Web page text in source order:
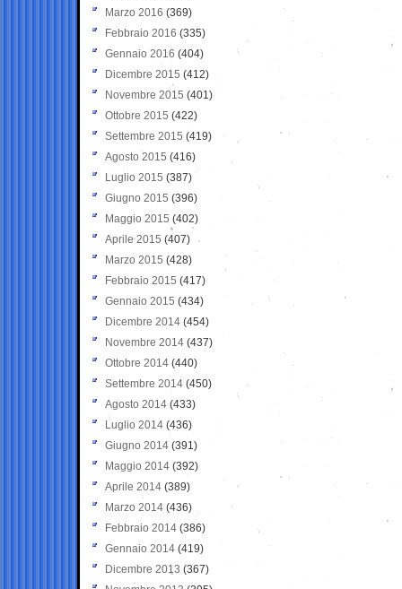
Marzo 2016 (369)
Febbraio 2016 (335)
Gennaio 2016 (404)
Dicembre 2015 (412)
Novembre 2015 (401)
Ottobre 2015 (422)
Settembre 2015 (419)
Agosto 2015 (416)
Luglio 2015 (387)
Giugno 2015 (396)
Maggio 2015 (402)
Aprile 2015 (407)
Marzo 2015 (428)
Febbraio 2015 (417)
Gennaio 2015 (434)
Dicembre 2014 (454)
Novembre 2014 (437)
Ottobre 2014 (440)
Settembre 2014 (450)
Agosto 2014 (433)
Luglio 2014 (436)
Giugno 2014 (391)
Maggio 2014 (392)
Aprile 2014 (389)
Marzo 2014 (436)
Febbraio 2014 (386)
Gennaio 2014 (419)
Dicembre 2013 (367)